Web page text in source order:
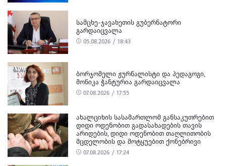
ᲡᲐᲛᲪᲮᲔ-ᲯᲐᲕᲐᲮᲔᲗᲘᲡ ᲒᲣᲑᲔᲠᲜᲐᲢᲝᲠᲘ
ᲒᲐᲠᲓᲐᲘᲪᲕᲐᲚᲐ
05.08.2026 / 18:43
ᲑᲝᲠᲯᲝᲛᲔᲚᲘ ᲟᲣᲠᲜᲐᲚᲘᲡᲢᲘ ᲓᲐ ᲞᲔᲓᲐᲒᲝᲒᲘ,
ᲛᲝᲜᲘᲙᲐ ᲭᲐᲜᲢᲣᲠᲘᲐ ᲒᲐᲠᲓᲐᲘᲪᲕᲐᲚᲐ
07.08.2026 / 17:55
ᲐᲮᲐᲚᲪᲘᲮᲘᲡ ᲡᲐᲡᲐᲛᲐᲠᲗᲚᲝᲛ ᲒᲐᲜᲡᲐᲙᲣᲗᲠᲔᲑᲘᲗ
ᲓᲘᲓᲘ ᲝᲓᲔᲜᲝᲑᲘᲗ ᲒᲐᲓᲐᲡᲐᲮᲐᲓᲔᲑᲘᲡ ᲗᲐᲕᲘᲡ
ᲐᲠᲘᲓᲔᲑᲘᲡ, ᲓᲘᲓᲘ ᲝᲓᲔᲜᲝᲑᲘᲗ ᲗᲐᲦᲚᲘᲗᲝᲑᲘᲡ
ᲛᲪᲓᲔᲚᲝᲑᲘᲡ ᲓᲐ ᲛᲝᲢᲧᲣᲔᲑᲘᲗ ᲥᲝᲜᲔᲑᲠᲘᲕᲘ
ᲓᲐᲖᲘᲐᲜᲔᲑᲘᲡ ᲤᲐᲥᲢᲔᲑᲖᲔ 1 ᲞᲘᲠᲘ ᲓᲐᲛᲜᲐᲨᲐᲕᲔᲓ
ᲪᲜᲝ
07.08.2026 / 17:24